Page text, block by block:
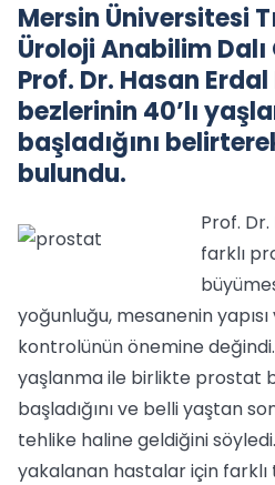
Mersin Üniversitesi
Üroloji Anabilim
Prof. Dr. Hasan
bezlerinin 40’lı
başladığını
bulundu.
Prof.
farklı
yoğunluğu, mesanenin
kontrolünün önemine
yaşlanma ile birlikte prostat
başladığını ve belli yaştan
tehlike haline geldiğini
yakalanan hastalar için farklı